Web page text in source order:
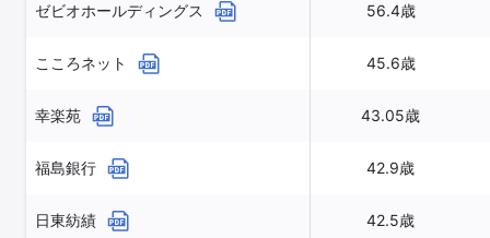
ゼビオホールディングス 56.4歳
こころネット 45.6歳
幸楽苑 43.05歳
福島銀行 42.9歳
日東紡績 42.5歳